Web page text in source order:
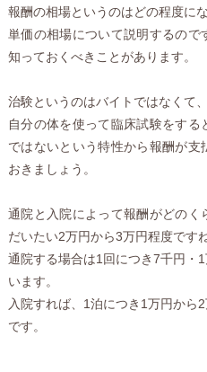
報酬の相場というのはどの程度に
単価の相場について説明するので
知っておくべきことがあります。
治験というのはバイトではなくて
自分の体を使って臨床試験をす
ではないという特性から報酬が
おきましょう。
通院と入院によって報酬がどの
だいたい2万円から3万円程度ですね
通院する場合は1回につき7千円・
います。
入院すれば、1泊につき1万円から
です。